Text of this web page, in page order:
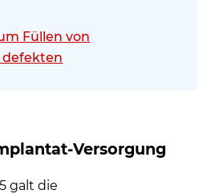
Füllen von
defekten
Versorgung
galt die